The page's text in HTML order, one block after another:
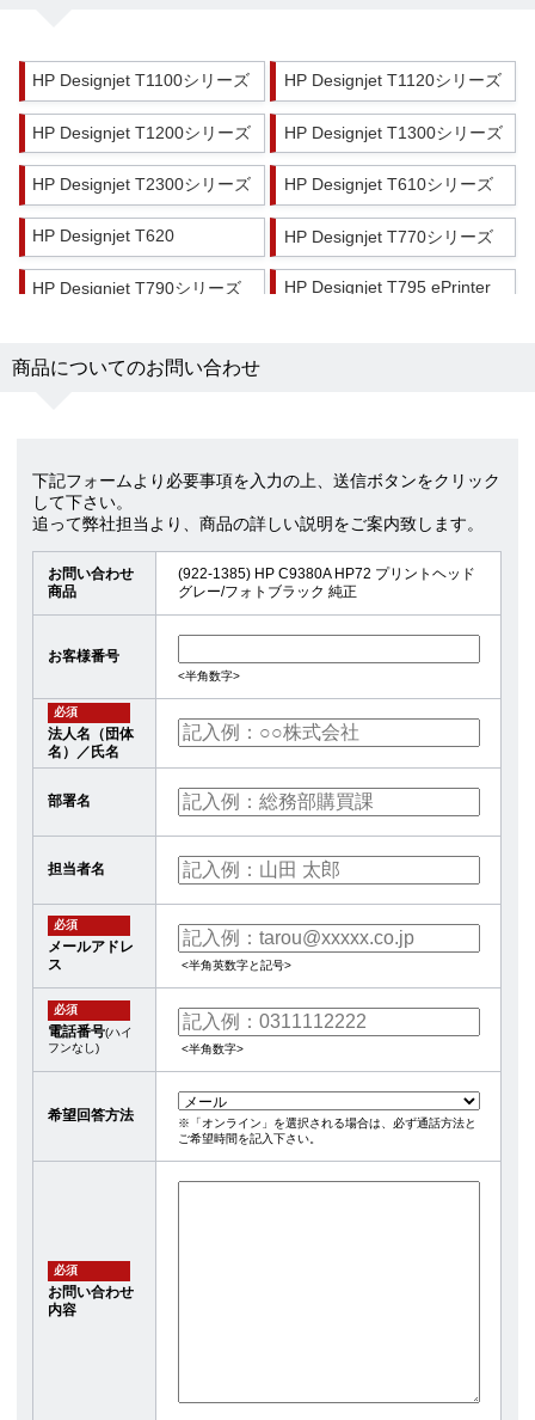
HP Designjet T1100シリーズ HP Designjet T1120シリーズ
HP Designjet T1200シリーズ HP Designjet T1300シリーズ
HP Designjet T2300シリーズ HP Designjet T610シリーズ
HP Designjet T620 HP Designjet T770シリーズ
HP Designjet T790シリーズ HP Designjet T795 ePrinter
商品についてのお問い合わせ
下記フォームより必要事項を入力の上、送信ボタンをクリック
して下さい。
追って弊社担当より、商品の詳しい説明をご案内致します。
お問い合わせ
商品
(922-1385) HP C9380A HP72 プリントヘッド
グレー/フォトブラック 純正
お客様番号
<半角数字>
必須
法人名（団体
名）／氏名
部署名
担当者名
必須
メールアドレ
ス
<半角英数字と記号>
必須
電話番号(ハイ
フンなし)
<半角数字>
希望回答方法
※「オンライン」を選択される場合は、必ず通話方法と
ご希望時間を記入下さい。
必須
お問い合わせ
内容